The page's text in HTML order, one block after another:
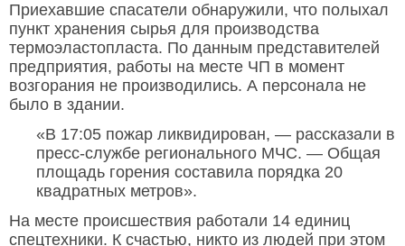
Приехавшие спасатели обнаружили, что полыхал
пункт хранения сырья для производства
термоэластопласта. По данным представителей
предприятия, работы на месте ЧП в момент
возгорания не производились. А персонала не
было в здании.
«В 17:05 пожар ликвидирован, — рассказали в
пресс-службе регионального МЧС. — Общая
площадь горения составила порядка 20
квадратных метров».
На месте происшествия работали 14 единиц
спецтехники. К счастью, никто из людей при этом